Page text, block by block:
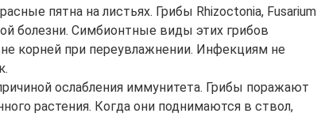
пятна на листьях. Грибы Rhizoctonia, Fusarium
болезни. Симбионтные виды этих грибов
корней при переувлажнении. Инфекциям не
ослабления иммунитета. Грибы поражают
растения. Когда они поднимаются в ствол,